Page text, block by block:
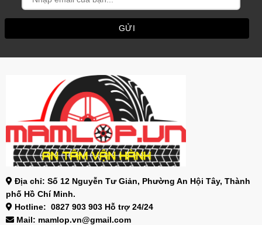
Địa chỉ: Số 12 Nguyễn Tư Giản, Phường An Hội Tây, Thành
phố Hồ Chí Minh.
Hotline: 0827 903 903 Hỗ trợ 24/24
Mail: mamlop.vn@gmail.com